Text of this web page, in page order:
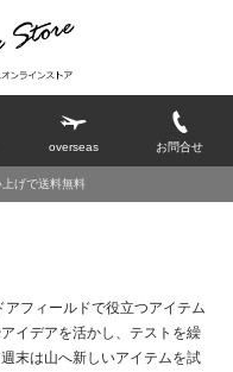
overseas お問合せ
げで送料無料
フィールドで役立つアイテム
イデアを活かし、テストを繰
末は山へ新しいアイテムを試